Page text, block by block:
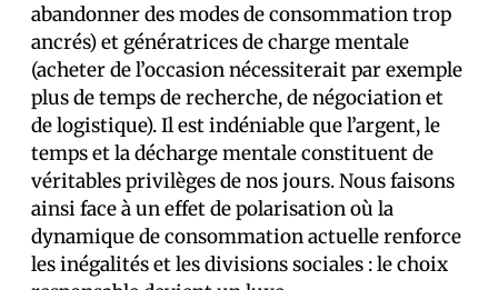
abandonner des modes de consommation trop
ancrés) et génératrices de charge mentale
(acheter de l’occasion nécessiterait par exemple
plus de temps de recherche, de négociation et
de logistique). Il est indéniable que l’argent, le
temps et la décharge mentale constituent de
véritables privilèges de nos jours. Nous faisons
ainsi face à un effet de polarisation où la
dynamique de consommation actuelle renforce
les inégalités et les divisions sociales : le choix